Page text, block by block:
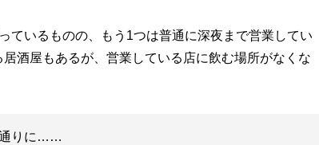
いるものの、もう1つは普通に深夜まで営業してい
酒屋もあるが、営業している店に飲む場所がなくな
通りに……